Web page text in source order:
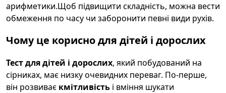
арифметики.Щоб підвищити складність, можна вести
обмеження по часу чи заборонити певні види рухів.
Чому це корисно для дітей і дорослих
Тест для дітей і дорослих, який побудований на
сірниках, має низку очевидних переваг. По-перше,
він розвиває кмітливість і вміння шукати